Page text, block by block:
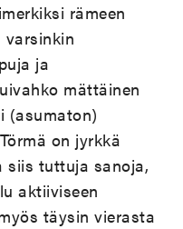
rämeen
varsinkin
ja
mättäinen
(asumaton)
on jyrkkä
siis tuttuja sanoja,
aktiiviseen
täysin vierasta